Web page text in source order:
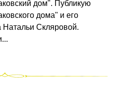
дом". Публикую
дома" и его
Натальи Скляровой.